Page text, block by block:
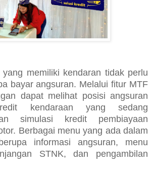
memiliki kendaran tidak perlu
bayar angsuran. Melalui fitur MTF
dapat melihat posisi angsuran
kendaraan yang sedang
simulasi kredit pembiayaan
Berbagai menu yang ada dalam
informasi angsuran, menu
STNK, dan pengambilan